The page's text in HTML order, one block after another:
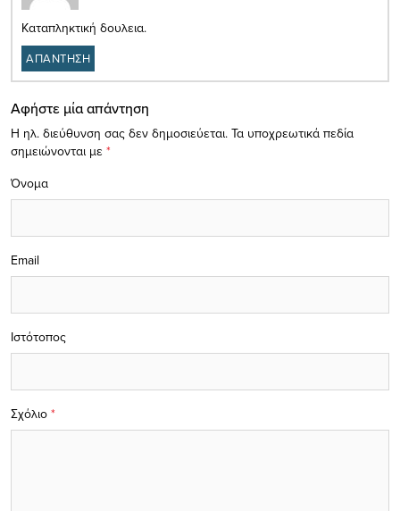
Καταπληκτική δουλεια.
ΑΠΑΝΤΗΣΗ
Αφήστε μία απάντηση
Η ηλ. διεύθυνση σας δεν δημοσιεύεται. Τα υποχρεωτικά πεδία
σημειώνονται με *
Σχόλιο *
Όνομα
Email
Ιστότοπος